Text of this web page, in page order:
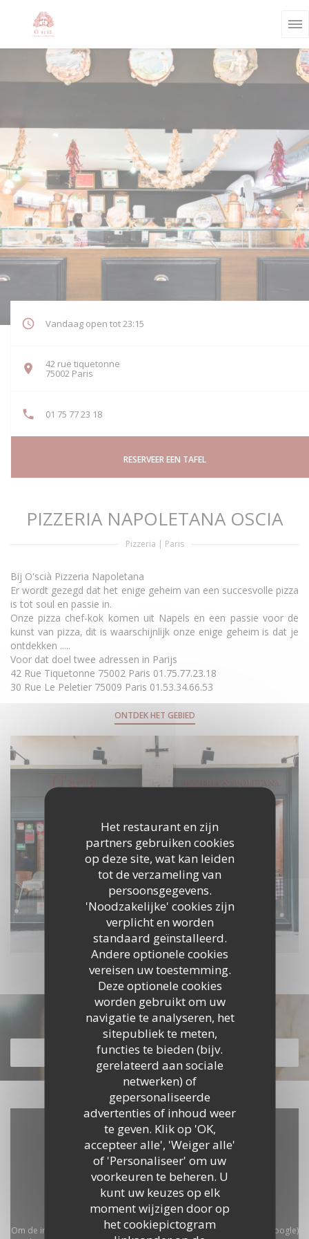
Het restaurant en zijn
partners gebruiken cookies
op deze site, wat kan leiden
tot de verzameling van
persoonsgegevens.
'Noodzakelijke' cookies zijn
verplicht en worden
standaard geïnstalleerd.
Andere optionele cookies
vereisen uw toestemming.
Deze optionele cookies
worden gebruikt om uw
navigatie te analyseren, het
sitepubliek te meten,
functies te bieden (bijv.
gerelateerd aan sociale
netwerken) of
gepersonaliseerde
advertenties of inhoud weer
te geven. Klik op 'OK,
accepteer alle', 'Weiger alle'
of 'Personaliseer' om uw
voorkeuren te beheren. U
kunt uw keuzes op elk
moment wijzigen door op
het cookiepictogram
Vandaag open tot 23:15
42 rue tiquetonne
75002 Paris
01 75 77 23 18
RESERVEER EEN TAFEL
PIZZERIA NAPOLETANA OSCIA
Pizzeria | Paris
Bij O'scià Pizzeria Napoletana
Er wordt gezegd dat het enige geheim van een succesvolle pizza
is tot soul en passie in.
Onze pizza chef-kok komen uit Napels en een passie voor de
kunst van pizza, dit is waarschijnlijk onze enige geheim is dat je
ontdekken .....
Voor dat doel twee adressen in Parijs
42 Rue Tiquetonne 75002 Paris 01.75.77.23.18
30 Rue Le Peletier 75009 Paris 01.53.34.66.53
ONTDEK HET GEBIED
Ontdek ons menu
ONTDEK ONS MENU
Om de interactieve Waze-kaart weer te geven, moet u Waze Map (Google)